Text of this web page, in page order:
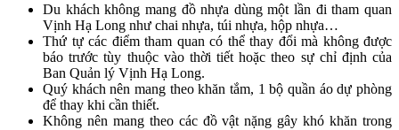
Du khách không mang đồ nhựa dùng một lần đi tham quan
Vịnh Hạ Long như chai nhựa, túi nhựa, hộp nhựa…
Thứ tự các điểm tham quan có thể thay đổi mà không được
báo trước tùy thuộc vào thời tiết hoặc theo sự chỉ định của
Ban Quản lý Vịnh Hạ Long.
Quý khách nên mang theo khăn tắm, 1 bộ quần áo dự phòng
để thay khi cần thiết.
Không nên mang theo các đồ vật nặng gây khó khăn trong